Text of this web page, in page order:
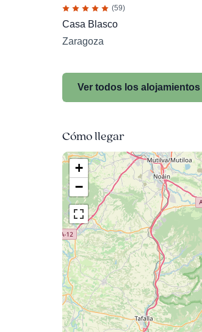
(59)
Casa Blasco
Zaragoza
Ver todos los alojamientos
Cómo llegar
+
−